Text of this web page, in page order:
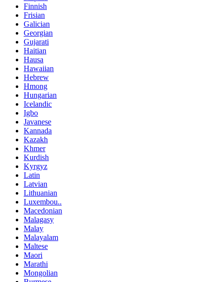
Finnish
Frisian
Galician
Georgian
Gujarati
Haitian
Hausa
Hawaiian
Hebrew
Hmong
Hungarian
Icelandic
Igbo
Javanese
Kannada
Kazakh
Khmer
Kurdish
Kyrgyz
Latin
Latvian
Lithuanian
Luxembou..
Macedonian
Malagasy
Malay
Malayalam
Maltese
Maori
Marathi
Mongolian